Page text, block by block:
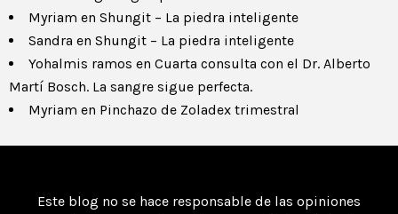
Myriam en Shungit – La piedra inteligente
Sandra en Shungit – La piedra inteligente
Yohalmis ramos en Cuarta consulta con el Dr. Alberto
Martí Bosch. La sangre sigue perfecta.
Myriam en Pinchazo de Zoladex trimestral
Este blog no se hace responsable de las opiniones